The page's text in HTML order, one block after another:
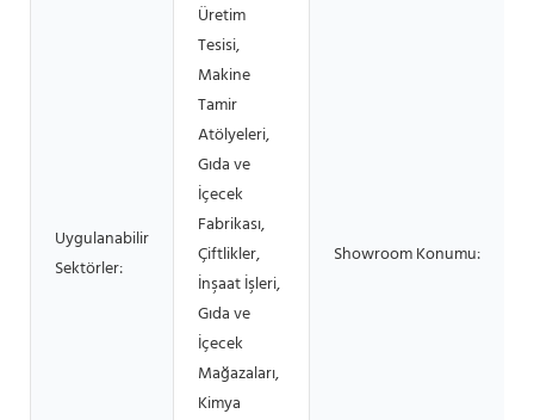
Uygulanabilir
Sektörler:
Üretim
Tesisi,
Makine
Tamir
Atölyeleri,
Gıda ve
İçecek
Fabrikası,
Çiftlikler,
İnşaat İşleri,
Gıda ve
İçecek
Mağazaları,
Kimya
Showroom Konumu: